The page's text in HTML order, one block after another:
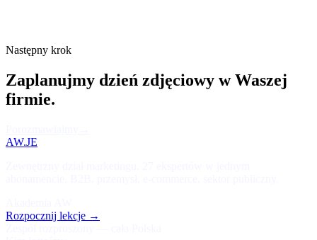
Następny krok
Zaplanujmy dzień zdjęciowy w Waszej
firmie.
AW.JE
Rozpocznij lekcje →